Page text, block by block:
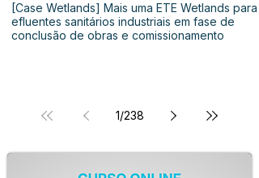
[Case Wetlands] Mais uma ETE Wetlands para
efluentes sanitários industriais em fase de
conclusão de obras e comissionamento
1/238